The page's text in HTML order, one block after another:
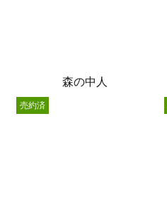
森の中人
売約済